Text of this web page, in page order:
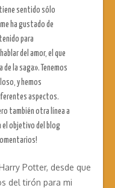
sentido sólo
ha gustado de
para
del amor, el que
la saga». Tenemos
y hemos
aspectos.
también otra línea a
el objetivo del blog
Potter, desde que
del tirón para mi